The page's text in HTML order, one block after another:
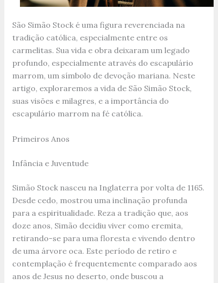
São Simão Stock é uma figura reverenciada na
tradição católica, especialmente entre os
carmelitas. Sua vida e obra deixaram um legado
profundo, especialmente através do escapulário
marrom, um símbolo de devoção mariana. Neste
artigo, exploraremos a vida de São Simão Stock,
suas visões e milagres, e a importância do
escapulário marrom na fé católica.
Primeiros Anos
Infância e Juventude
Simão Stock nasceu na Inglaterra por volta de 1165.
Desde cedo, mostrou uma inclinação profunda
para a espiritualidade. Reza a tradição que, aos
doze anos, Simão decidiu viver como eremita,
retirando-se para uma floresta e vivendo dentro
de uma árvore oca. Este período de retiro e
contemplação é frequentemente comparado aos
anos de Jesus no deserto, onde buscou a